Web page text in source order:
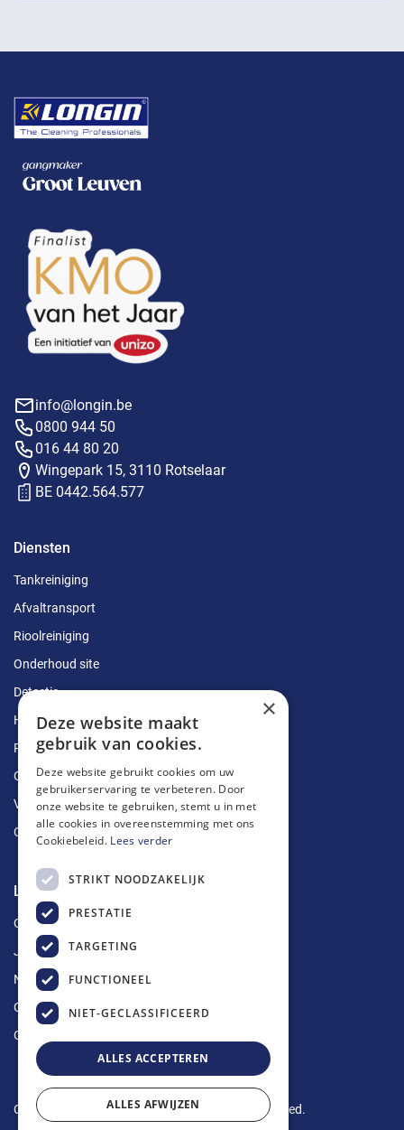
info@longin.be
0800 944 50
016 44 80 20
Wingepark 15, 3110 Rotselaar
BE 0442.564.577
Diensten
Tankreiniging
Afvaltransport
Rioolreiniging
Onderhoud site
Detectie
Herstellingen
Ruimingen
Ontstoppingen
Vetputten
Ontkalking
Longin Service
Over ons
Jobs
Nieuws
Contact
Offerte aanvragen
Copyright © 2024 Longin Service. All rights reserved.
×
Deze website maakt
gebruik van cookies.
Deze website gebruikt cookies om uw
gebruikerservaring te verbeteren. Door
onze website te gebruiken, stemt u in met
alle cookies in overeenstemming met ons
Cookiebeleid. Lees verder
STRIKT NOODZAKELIJK
PRESTATIE
TARGETING
FUNCTIONEEL
NIET-GECLASSIFICEERD
ALLES ACCEPTEREN
ALLES AFWIJZEN